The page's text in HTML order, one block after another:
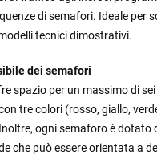
di semafori. Ideale per
tecnici dimostrativi.
dei semafori
spazio per un massimo di
tre colori (rosso, giallo,
ogni semaforo è dotato
che può essere orientata a